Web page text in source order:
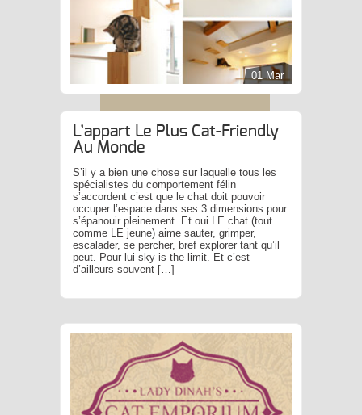
01 Mar
L’appart Le Plus Cat-Friendly
Au Monde
S’il y a bien une chose sur laquelle tous les
spécialistes du comportement félin
s’accordent c’est que le chat doit pouvoir
occuper l’espace dans ses 3 dimensions pour
s’épanouir pleinement. Et oui LE chat (tout
comme LE jeune) aime sauter, grimper,
escalader, se percher, bref explorer tant qu’il
peut. Pour lui sky is the limit. Et c’est
d’ailleurs souvent […]